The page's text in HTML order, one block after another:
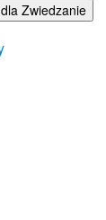
Zwiedzanie